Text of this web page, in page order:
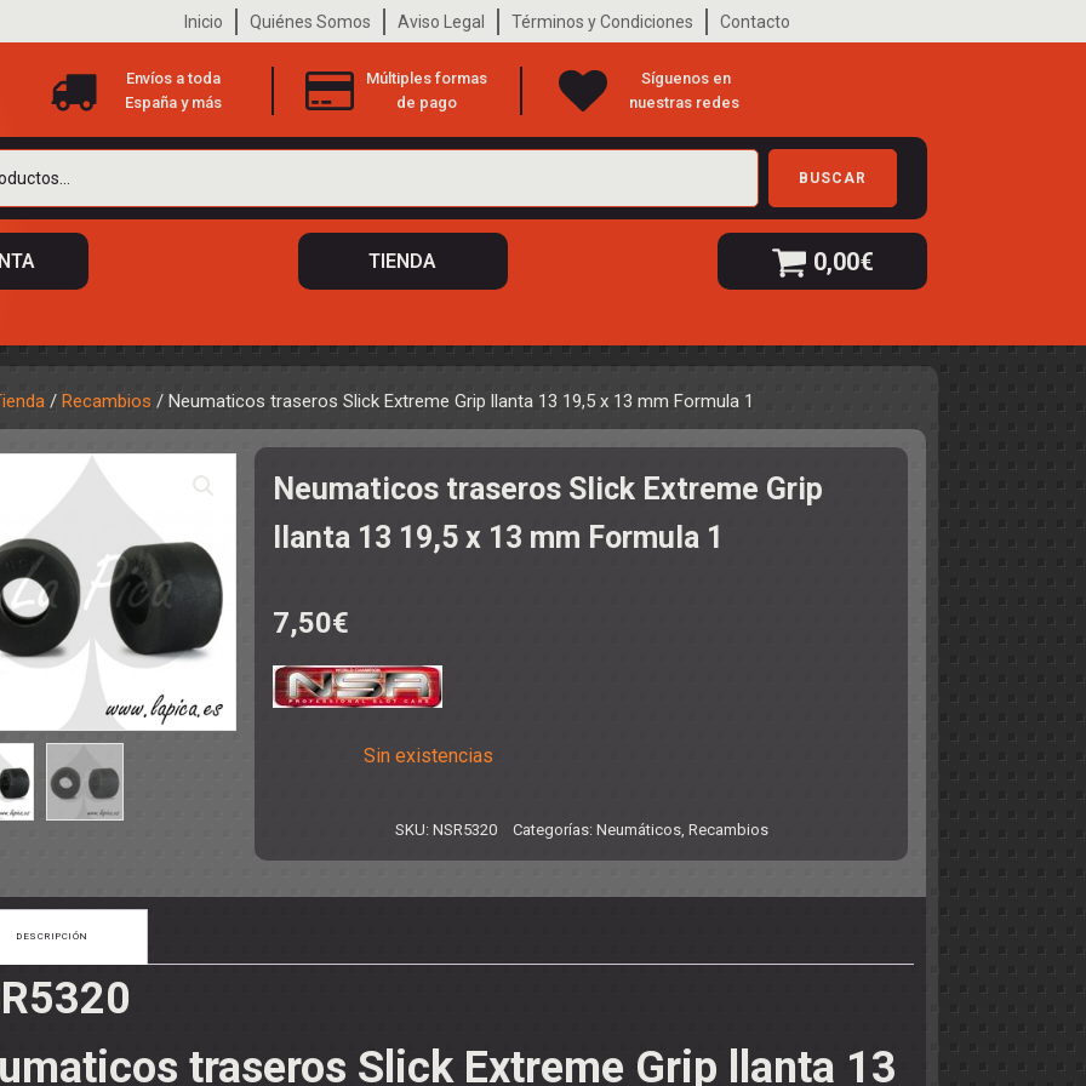
Inicio Quiénes Somos Aviso Legal Términos y Condiciones Contacto
Envíos a toda
España y más
Múltiples formas
de pago
Síguenos en
nuestras redes
BUSCAR
TIENDA 0,00€
/ Recambios / Neumaticos traseros Slick Extreme Grip llanta 13 19,5 x 13 mm Formula 1
Neumaticos traseros Slick Extreme Grip
llanta 13 19,5 x 13 mm Formula 1
7,50€
Sin existencias
SKU: NSR5320 Categorías: Neumáticos, Recambios
DESCRIPCIÓN
traseros Slick Extreme Grip llanta 13